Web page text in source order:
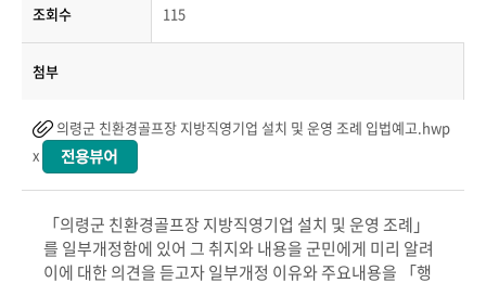
조회수 115
첨부
의령군 친환경골프장 지방직영기업 설치 및 운영 조례 입법예고.hwp
x
「의령군 친환경골프장 지방직영기업 설치 및 운영 조례」
를 일부개정함에 있어 그 취지와 내용을 군민에게 미리 알려
이에 대한 의견을 듣고자 일부개정 이유와 주요내용을 「행